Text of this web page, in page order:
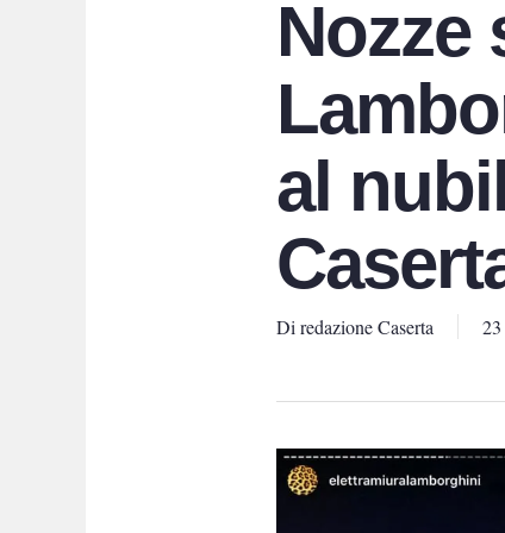
Nozze
al
Di redazione Caserta